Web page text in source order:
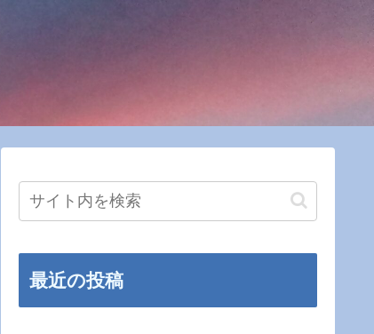
最近の投稿